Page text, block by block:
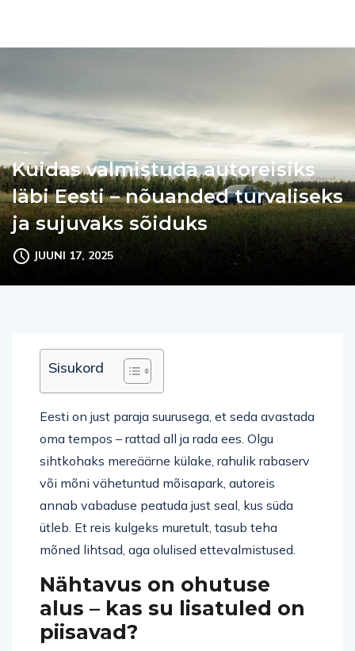
Kuidas valmistuda autoreisiks
läbi Eesti – nõuanded turvaliseks
ja sujuvaks sõiduks
JUUNI 17, 2025
Sisukord
Eesti on just paraja suurusega, et seda avastada
oma tempos – rattad all ja rada ees. Olgu
sihtkohaks mereäärne külake, rahulik rabaserv
või mõni vähetuntud mõisapark, autoreis
annab vabaduse peatuda just seal, kus süda
ütleb. Et reis kulgeks muretult, tasub teha
mõned lihtsad, aga olulised ettevalmistused.
Nähtavus on ohutuse
alus – kas su lisatuled on
piisavad?